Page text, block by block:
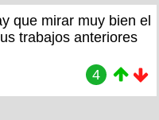
que mirar muy bien el
trabajos anteriores
4